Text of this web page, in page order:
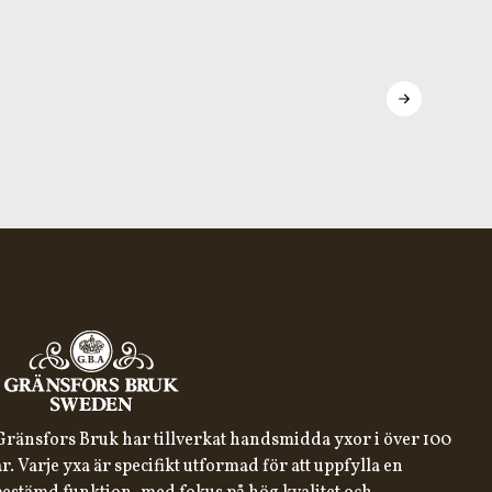
Bruk har tillverkat handsmidda yxor i över 100
Varje yxa är specifikt utformad för att uppfylla en